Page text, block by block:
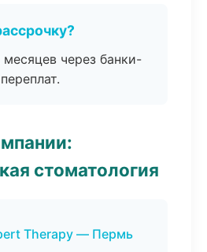
через банки-
стоматология
Therapy — Пермь